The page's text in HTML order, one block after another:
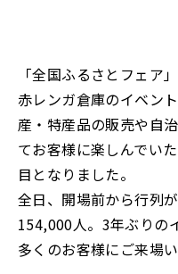
「全国ふるさとフェア
赤レンガ倉庫のイベン
産・特産品の販売や自
てお客様に楽しんでい
目となりました。
全日、開場前から行列
154,000人。3年ぶりの
多くのお客様にご来場